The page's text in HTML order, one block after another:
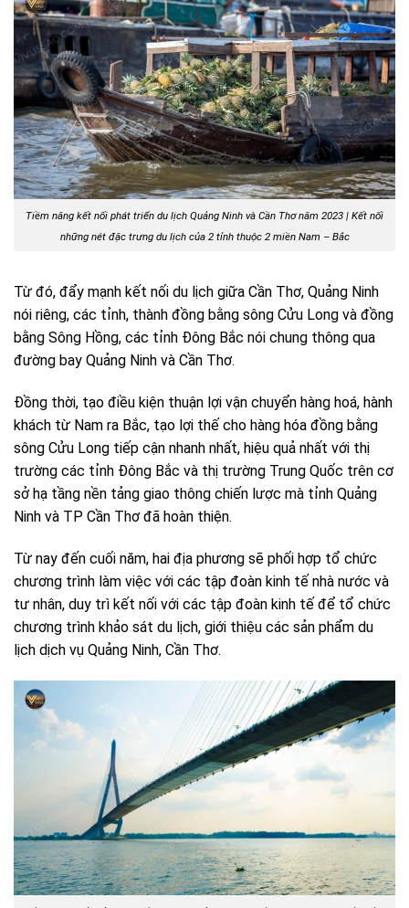
Tiềm năng kết nối phát triển du lịch Quảng Ninh và Cần Thơ năm 2023 | Kết nối
những nét đặc trưng du lịch của 2 tỉnh thuộc 2 miền Nam – Bắc
Từ đó, đẩy mạnh kết nối du lịch giữa Cần Thơ, Quảng Ninh
nói riêng, các tỉnh, thành đồng bằng sông Cửu Long và đồng
bằng Sông Hồng, các tỉnh Đông Bắc nói chung thông qua
đường bay Quảng Ninh và Cần Thơ.
Đồng thời, tạo điều kiện thuận lợi vận chuyển hàng hoá, hành
khách từ Nam ra Bắc, tạo lợi thế cho hàng hóa đồng bằng
sông Cửu Long tiếp cận nhanh nhất, hiệu quả nhất với thị
trường các tỉnh Đông Bắc và thị trường Trung Quốc trên cơ
sở hạ tầng nền tảng giao thông chiến lược mà tỉnh Quảng
Ninh và TP Cần Thơ đã hoàn thiện.
Từ nay đến cuối năm, hai địa phương sẽ phối hợp tổ chức
chương trình làm việc với các tập đoàn kinh tế nhà nước và
tư nhân, duy trì kết nối với các tập đoàn kinh tế để tổ chức
chương trình khảo sát du lịch, giới thiệu các sản phẩm du
lịch dịch vụ Quảng Ninh, Cần Thơ.